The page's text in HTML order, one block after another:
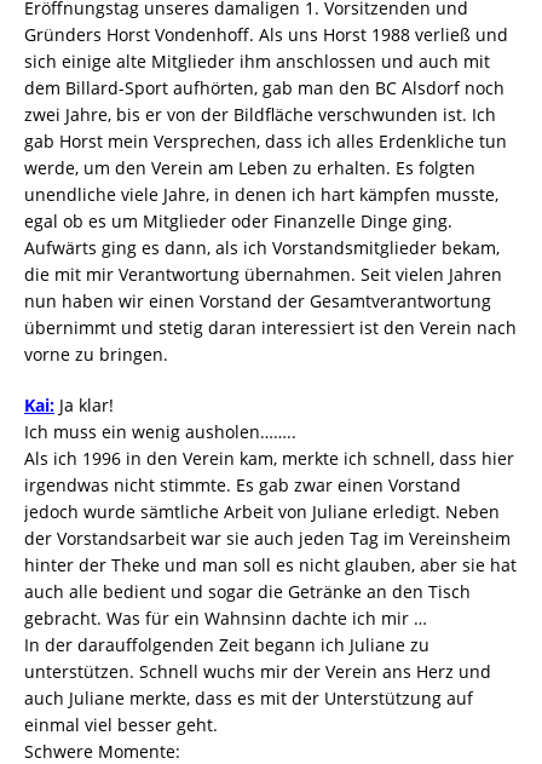
Eröffnungstag unseres damaligen 1. Vorsitzenden und
Gründers Horst Vondenhoff. Als uns Horst 1988 verließ und
sich einige alte Mitglieder ihm anschlossen und auch mit
dem Billard-Sport aufhörten, gab man den BC Alsdorf noch
zwei Jahre, bis er von der Bildfläche verschwunden ist. Ich
gab Horst mein Versprechen, dass ich alles Erdenkliche tun
werde, um den Verein am Leben zu erhalten. Es folgten
unendliche viele Jahre, in denen ich hart kämpfen musste,
egal ob es um Mitglieder oder Finanzelle Dinge ging.
Aufwärts ging es dann, als ich Vorstandsmitglieder bekam,
die mit mir Verantwortung übernahmen. Seit vielen Jahren
nun haben wir einen Vorstand der Gesamtverantwortung
übernimmt und stetig daran interessiert ist den Verein nach
vorne zu bringen.
Kai: Ja klar!
Ich muss ein wenig ausholen……..
Als ich 1996 in den Verein kam, merkte ich schnell, dass hier
irgendwas nicht stimmte. Es gab zwar einen Vorstand
jedoch wurde sämtliche Arbeit von Juliane erledigt. Neben
der Vorstandsarbeit war sie auch jeden Tag im Vereinsheim
hinter der Theke und man soll es nicht glauben, aber sie hat
auch alle bedient und sogar die Getränke an den Tisch
gebracht. Was für ein Wahnsinn dachte ich mir …
In der darauffolgenden Zeit begann ich Juliane zu
unterstützen. Schnell wuchs mir der Verein ans Herz und
auch Juliane merkte, dass es mit der Unterstützung auf
einmal viel besser geht.
Schwere Momente: